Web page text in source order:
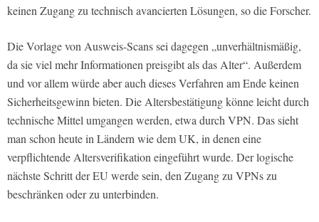
keinen Zugang zu technisch avancierten Lösungen, so die Forscher.
Die Vorlage von Ausweis-Scans sei dagegen „unverhältnismäßig,
da sie viel mehr Informationen preisgibt als das Alter“. Außerdem
und vor allem würde aber auch dieses Verfahren am Ende keinen
Sicherheitsgewinn bieten. Die Altersbestätigung könne leicht durch
technische Mittel umgangen werden, etwa durch VPN. Das sieht
man schon heute in Ländern wie dem UK, in denen eine
verpflichtende Altersverifikation eingeführt wurde. Der logische
nächste Schritt der EU werde sein, den Zugang zu VPNs zu
beschränken oder zu unterbinden.